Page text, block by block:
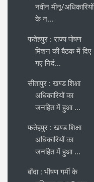
नवीन मीनू/अधिकारियों
के न...
फतेहपुर : राज्य पोषण
मिशन की बैठक में दिए
गए निर्द...
सीतापुर : खण्ड शिक्षा
अधिकारियों का
जनहित में हुआ ...
फतेहपुर : खण्ड शिक्षा
अधिकारियों का
जनहित में हुआ ...
बाँदा : भीषण गर्मी के